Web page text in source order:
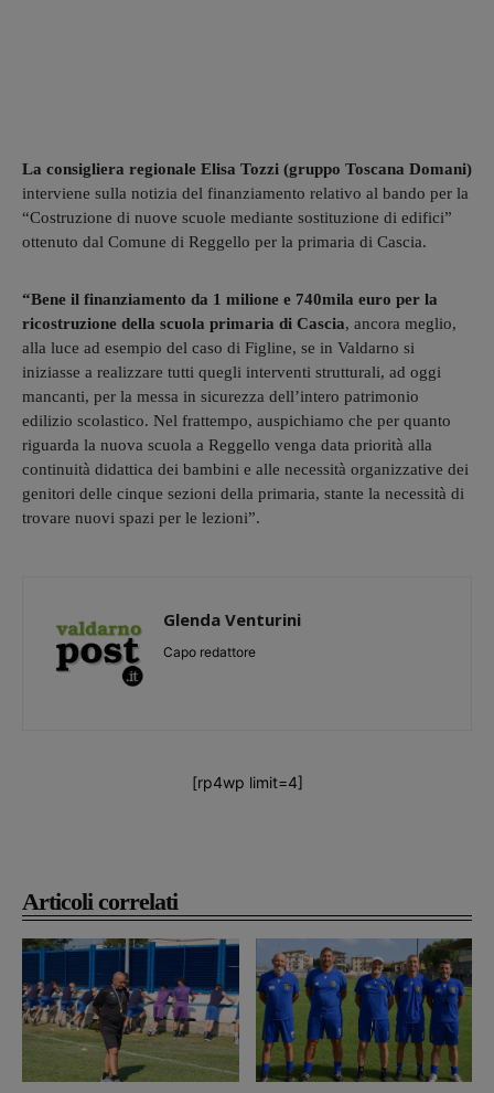
Articoli correlati
La consigliera regionale Elisa Tozzi (gruppo Toscana Domani)
interviene sulla notizia del finanziamento relativo al bando per la
“Costruzione di nuove scuole mediante sostituzione di edifici”
ottenuto dal Comune di Reggello per la primaria di Cascia.
“Bene il finanziamento da 1 milione e 740mila euro per la
ricostruzione della scuola primaria di Cascia, ancora meglio,
alla luce ad esempio del caso di Figline, se in Valdarno si
iniziasse a realizzare tutti quegli interventi strutturali, ad oggi
mancanti, per la messa in sicurezza dell’intero patrimonio
edilizio scolastico. Nel frattempo, auspichiamo che per quanto
riguarda la nuova scuola a Reggello venga data priorità alla
continuità didattica dei bambini e alle necessità organizzative dei
genitori delle cinque sezioni della primaria, stante la necessità di
trovare nuovi spazi per le lezioni”.
Glenda Venturini
Capo redattore
[rp4wp limit=4]